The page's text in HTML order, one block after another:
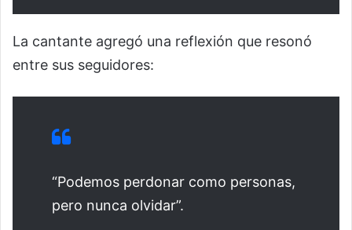
La cantante agregó una reflexión que resonó
entre sus seguidores:
“Podemos perdonar como personas,
pero nunca olvidar”.